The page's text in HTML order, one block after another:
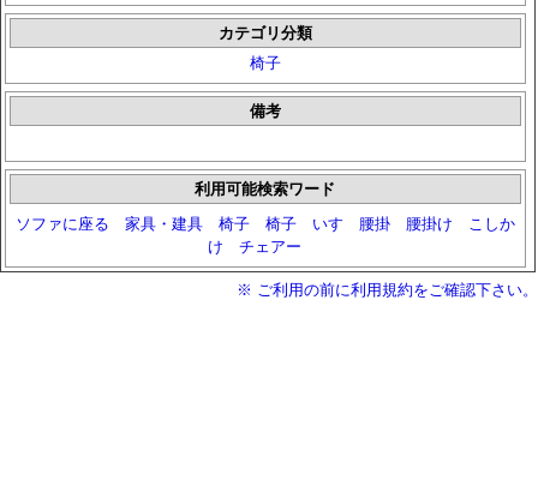
カテゴリ分類
椅子
備考
利用可能検索ワード
ソファに座る
家具・建具 椅子 椅子 いす 腰掛 腰掛け
こしか
け
チェアー
※ ご利用の前に利用規約をご確認下さい。